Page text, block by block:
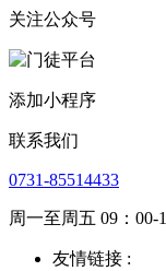
关注公众号
添加小程序
联系我们
0731-85514433
周一至周五 09：00-
友情链接 :